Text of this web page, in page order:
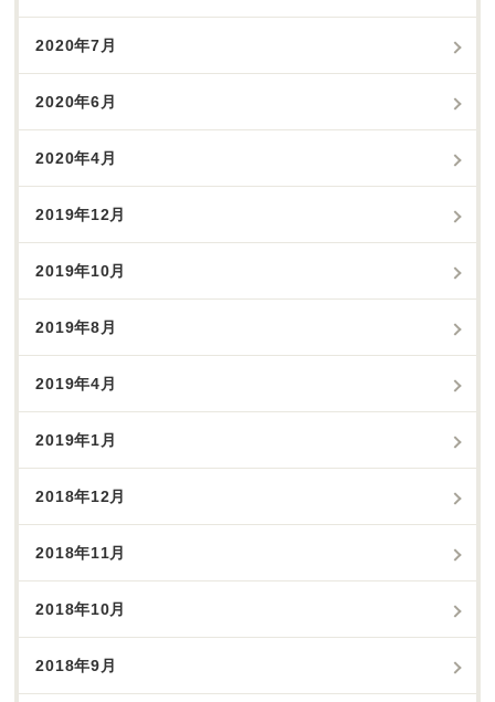
2020年7月
2020年6月
2020年4月
2019年12月
2019年10月
2019年8月
2019年4月
2019年1月
2018年12月
2018年11月
2018年10月
2018年9月